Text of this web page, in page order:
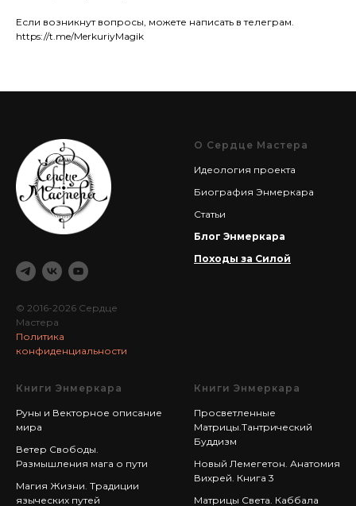
Если возникнут вопросы, можете написать в телеграм.
https://t.me/MerkuriyMagik
© 2016-2026 Сердце
Мастера
Политика
конфиденциальности
О Сердце Мастера
Идеология проекта
Биография Энмеркара
Статьи
Блог Энмеркара
Походы за Силой
Книги Энмеркара
Руны и Векторное описание
мира
Ветер Свободы.
Размышления мага о пути
Магия Жизни. Традиции
языческих путей
Книги Энмеркара
Просветленные
Матрицы.Тантрический
Буддизм
Новый Лемегетон. Анатомия
Вихрей. Книга 3
Матрицы Света. Каббала